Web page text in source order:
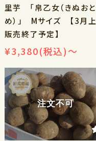
里芋 「帛乙女（きぬおと
め）」 Mサイズ 【3月
販売終了予定】
¥3,380(税込)～
注文不可